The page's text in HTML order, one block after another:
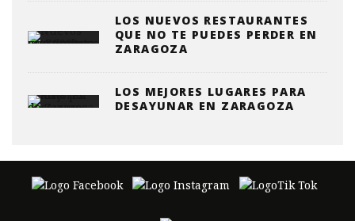
LOS NUEVOS RESTAURANTES
QUE NO TE PUEDES PERDER EN
ZARAGOZA
LOS MEJORES LUGARES PARA
DESAYUNAR EN ZARAGOZA